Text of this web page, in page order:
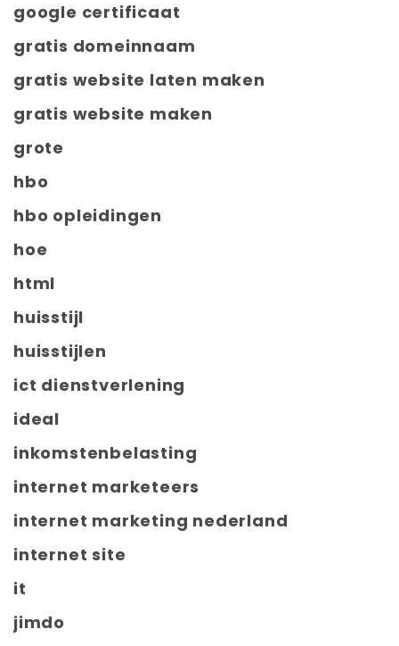
google certificaat
gratis domeinnaam
gratis website laten maken
gratis website maken
grote
hbo
hbo opleidingen
hoe
html
huisstijl
huisstijlen
ict dienstverlening
ideal
inkomstenbelasting
internet marketeers
internet marketing nederland
internet site
it
jimdo